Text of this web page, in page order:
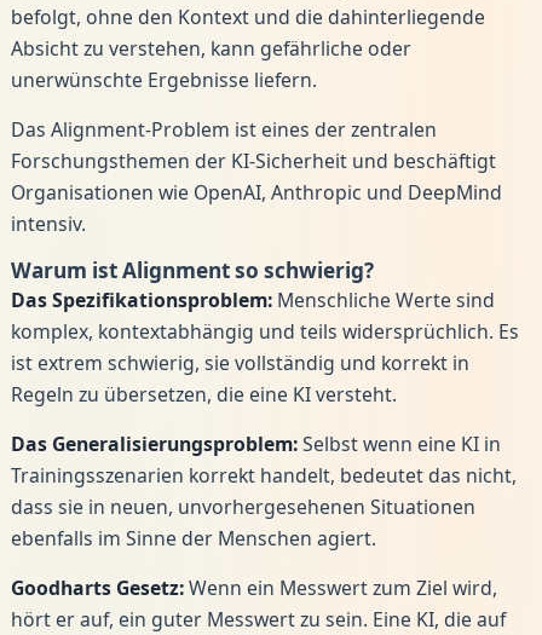
befolgt, ohne den Kontext und die dahinterliegende
Absicht zu verstehen, kann gefährliche oder
unerwünschte Ergebnisse liefern.
Das Alignment-Problem ist eines der zentralen
Forschungsthemen der KI-Sicherheit und beschäftigt
Organisationen wie OpenAI, Anthropic und DeepMind
intensiv.
Warum ist Alignment so schwierig?
Das Spezifikationsproblem:Menschliche Werte sind
komplex, kontextabhängig und teils widersprüchlich. Es
ist extrem schwierig, sie vollständig und korrekt in
Regeln zu übersetzen, die eine KI versteht.
Das Generalisierungsproblem:Selbst wenn eine KI in
Trainingsszenarien korrekt handelt, bedeutet das nicht,
dass sie in neuen, unvorhergesehenen Situationen
ebenfalls im Sinne der Menschen agiert.
Goodharts Gesetz:Wenn ein Messwert zum Ziel wird,
hört er auf, ein guter Messwert zu sein. Eine KI, die auf